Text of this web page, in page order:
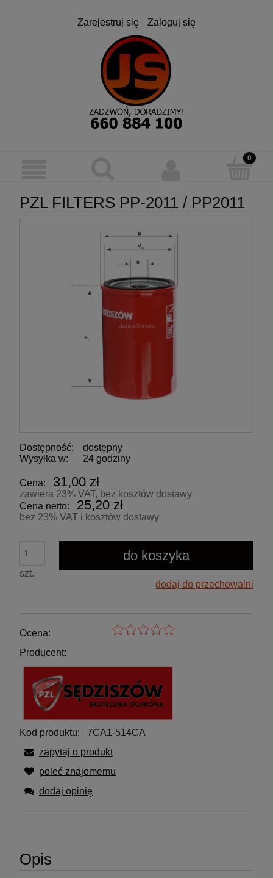
Zarejestruj się Zaloguj się
PZL FILTERS PP-2011 / PP2011
Dostępność:
dostępny
Wysyłka w:
24 godziny
Cena: 31,00 zł
zawiera 23% VAT, bez kosztów dostawy
Cena netto:
25,20 zł
bez 23% VAT i kosztów dostawy
szt.
do koszyka
dodaj do przechowalni
Ocena:
Producent:
Kod produktu:
7CA1-514CA
zapytaj o produkt
poleć znajomemu
dodaj opinię
Opis